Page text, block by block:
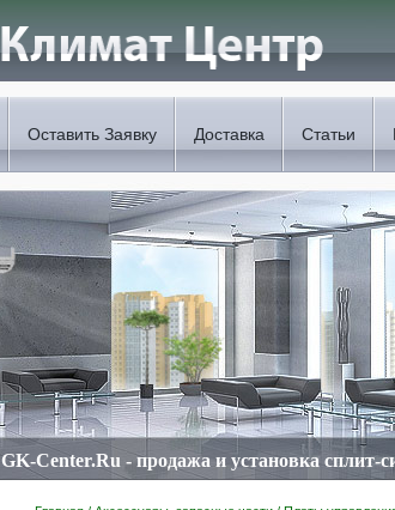
Оставить Заявку Доставка Статьи
GK-Center.Ru - продажа и установка сплит-